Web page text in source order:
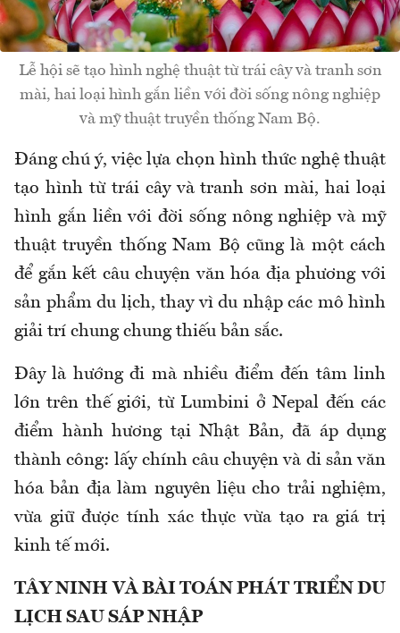
Lễ hội sẽ tạo hình nghệ thuật từ trái cây và tranh sơn
mài, hai loại hình gắn liền với đời sống nông nghiệp
và mỹ thuật truyền thống Nam Bộ.
Đáng chú ý, việc lựa chọn hình thức nghệ thuật
tạo hình từ trái cây và tranh sơn mài,hai loại
hình gắn liền với đời sống nông nghiệp và mỹ
thuật truyền thống Nam Bộ cũng là một cách
để gắn kết câu chuyện văn hóa địa phương với
sản phẩm du lịch, thay vì du nhập các mô hình
giải trí chung chung thiếu bản sắc.
Đây là hướng đi mà nhiều điểm đến tâm linh
lớn trên thế giới, từ Lumbini ở Nepal đến các
điểm hành hương tại Nhật Bản, đã áp dụng
thành công: lấy chính câu chuyện và di sản văn
hóa bản địa làm nguyên liệu cho trải nghiệm,
vừa giữ được tính xác thực vừa tạo ra giá trị
kinh tế mới.
TÂY NINH VÀ BÀI TOÁN PHÁT TRIỂN DU
LỊCH SAU SÁP NHẬP